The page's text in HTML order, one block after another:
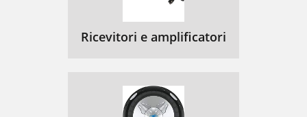
Ricevitori e amplificatori